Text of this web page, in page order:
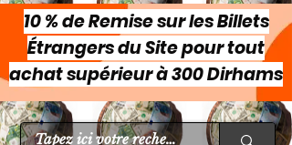
10 % de Remise sur les Billets
Étrangers du Site pour tout
achat supérieur à 300 Dirhams